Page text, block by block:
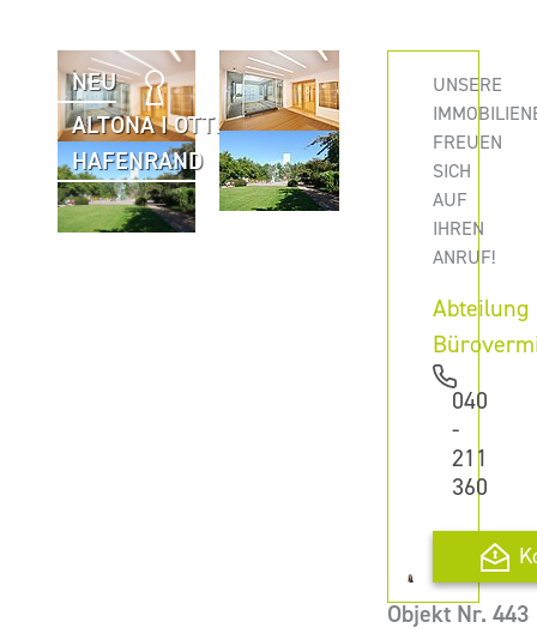
NEU
ALTONA I OTTENSEN I
HAFENRAND
UNSERE
FREUEN
SICH
AUF
IHREN
ANRUF!
Abteilung
040
-
211
360
Objekt Nr. 443